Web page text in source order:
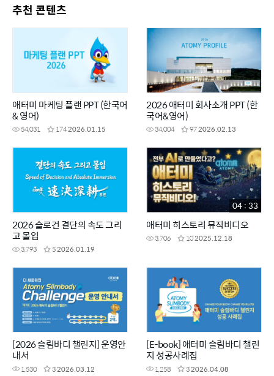
추천 콘텐츠
애터미 마케팅 플랜 PPT (한국어
& 영어)
54,031 1742026.01.15
2026 애터미 회사소개 PPT (한
국어&영어)
34,004 972026.02.13
2026 슬로건 결단의 속도 그리
고 몰입
3,793 52026.01.19
애터미 히스토리 뮤직비디오
3,706 102025.12.18
04 : 33
[2026 슬림바디 챌린지] 운영안
내서
1,530 32026.03.12
[E-book] 애터미 슬림바디 챌린
지 성공사례집
1,258 32026.04.08